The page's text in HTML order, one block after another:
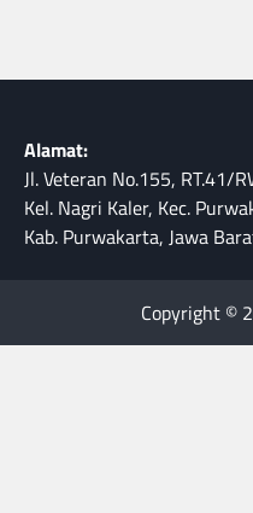
Alamat:
Jl. Veteran No.155, RT.41/
Kel. Nagri Kaler, Kec.
Kab. Purwakarta, Jawa
Copyright ©